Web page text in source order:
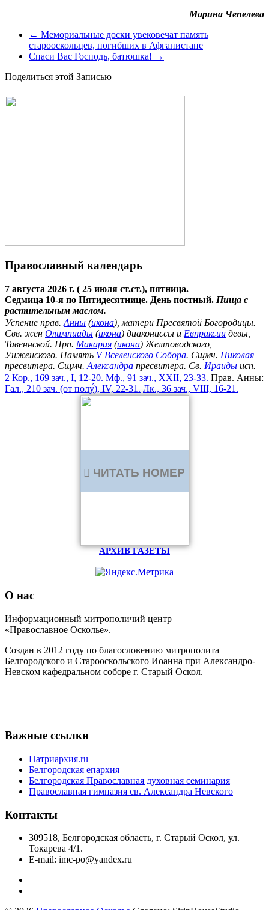
Марина Чепелева
← Мемориальные доски увековечат память
старооскольцев, погибших в Афганистане
Спаси Вас Господь, батюшка! →
Поделиться этой Записью
Православный календарь
7 августа 2026 г. ( 25 июля ст.ст.), пятница.
Седмица 10-я по Пятидесятнице. День постный. Пища с
растительным маслом.
Успение прав. Анны (икона), матери Пресвятой Богородицы.
Свв. жен Олимпиады (икона) диакониссы и Евпраксии девы,
Тавеннской. Прп. Макария (икона) Желтоводского,
Унженского. Память V Вселенского Собора. Сщмч. Николая
пресвитера. Сщмч. Александра пресвитера. Св. Ираиды исп.
2 Кор., 169 зач., I, 12-20. Мф., 91 зач., XXII, 23-33. Прав. Анны:
Гал., 210 зач. (от полу́), IV, 22-31. Лк., 36 зач., VIII, 16-21.
ЧИТАТЬ НОМЕР
АРХИВ ГАЗЕТЫ
О нас
Информационный митрополичий центр
«Православное Осколье».
Создан в 2012 году по благословению митрополита
Белгородского и Старооскольского Иоанна при Александро-
Невском кафедральном соборе г. Старый Оскол.
Важные ссылки
Патриархия.ru
Белгородская епархия
Белгородская Православная духовная семинария
Православная гимназия св. Александра Невского
Контакты
309518, Белгородская область, г. Старый Оскол, ул.
Токарева 4/1.
E-mail: imc-po@yandex.ru